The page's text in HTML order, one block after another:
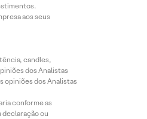
aos seus
candles,
dos Analistas
opiniões dos Analistas
conforme as
ou